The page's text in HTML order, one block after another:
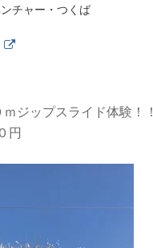
チャー・つくば
ジップスライド体験！！
円